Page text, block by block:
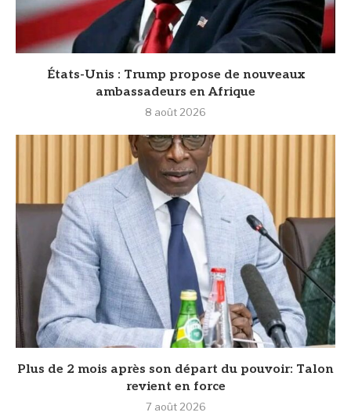
États-Unis : Trump propose de nouveaux
ambassadeurs en Afrique
8 août 2026
Plus de 2 mois après son départ du pouvoir: Talon
revient en force
7 août 2026